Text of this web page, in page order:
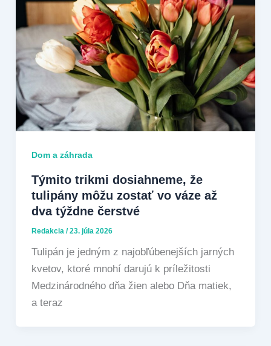
Dom a záhrada
Týmito trikmi dosiahneme, že
tulipány môžu zostať vo váze až
dva týždne čerstvé
Redakcia /23. júla 2026
Tulipán je jedným z najobľúbenejších jarných
kvetov, ktoré mnohí darujú k príležitosti
Medzinárodného dňa žien alebo Dňa matiek,
a teraz